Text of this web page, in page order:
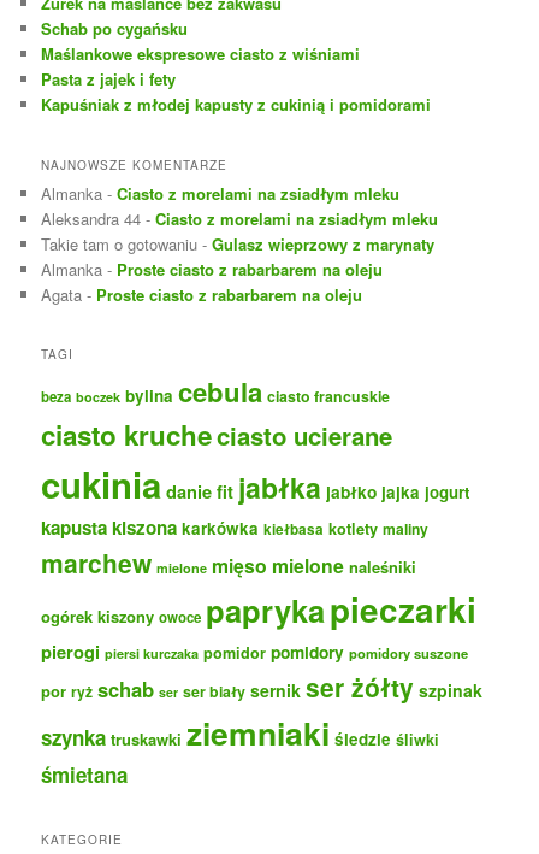
j
Schab po cygańsku
Maślankowe ekspresowe ciasto z wiśniami
Pasta z jajek i fety
Kapuśniak z młodej kapusty z cukinią i pomidorami
NAJNOWSZE KOMENTARZE
Almanka -Ciasto z morelami na zsiadłym mleku
Aleksandra 44 -Ciasto z morelami na zsiadłym mleku
Takie tam o gotowaniu -Gulasz wieprzowy z marynaty
Almanka - Proste ciasto z rabarbarem na oleju
Agata - Proste ciasto z rabarbarem na oleju
TAGI
beza boczek bylina cebula ciasto francuskie
ciasto krucheciasto ucierane
cukiniadanie fit jabłka jabłko jajka jogurt
kapusta kiszona karkówka kiełbasa kotlety maliny
marchew mielone mięso mielone naleśniki
ogórek kiszony owoce paprykapieczarki
pierogi piersi kurczaka pomidor pomidory pomidory suszone
por ryż schab ser ser biały sernik ser żółty szpinak
szynka truskawki ziemniaki śledzie śliwki
śmietana
KATEGORIE